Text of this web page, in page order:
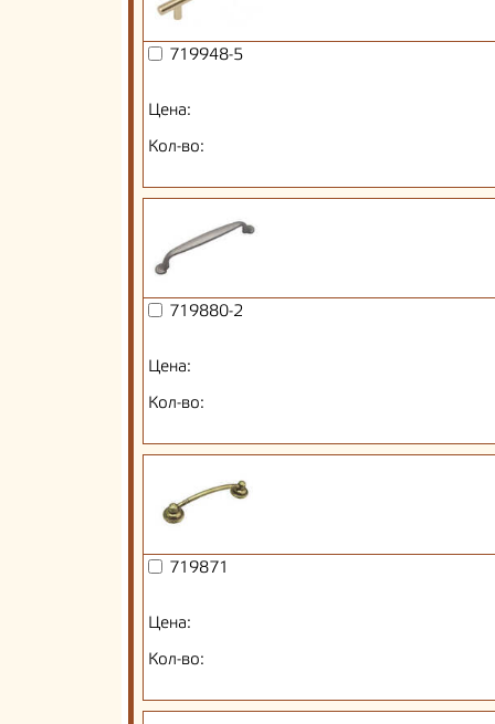
719948-5
Цена:
Кол-во:
719880-2
Цена:
Кол-во:
719871
Цена:
Кол-во: